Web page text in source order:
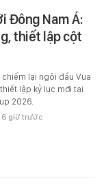
Đông Nam Á:
thiết lập cột
lại ngôi đầu Vua
lập kỷ lục mới tại
2026.
6 giờ trước